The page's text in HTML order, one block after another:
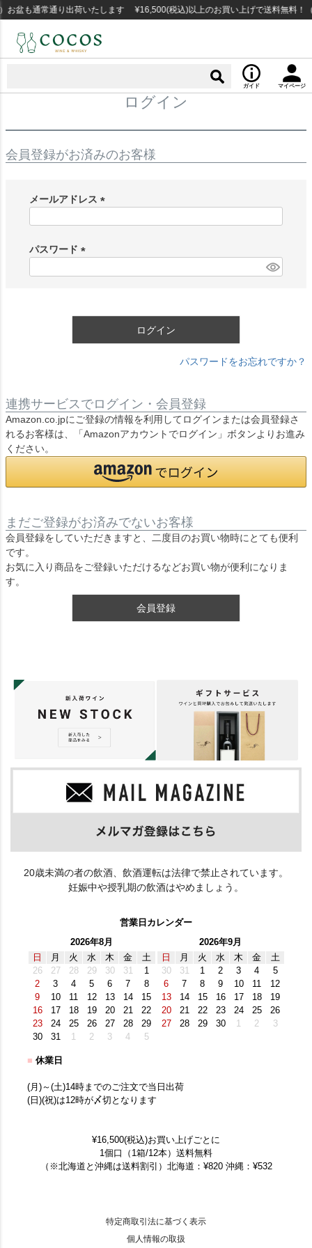
盆も通常通り出荷いたします ¥16,500(税込)以上のお買い上げで送料無料！（
ガイド マイページ
ログイン
会員登録がお済みのお客様
メールアドレス
)
パスワード
ログイン
パスワードをお忘れですか？
連携サービスでログイン・会員登録
Amazon.co.jpにご登録の情報を利用してログインまたは会員登録さ
れるお客様は、「Amazonアカウントでログイン」ボタンよりお進み
ください。
まだご登録がお済みでないお客様
会員登録をしていただきますと、二度目のお買い物時にとても便利
です。
お気に入り商品をご登録いただけるなどお買い物が便利になりま
す。
会員登録
20歳未満の者の飲酒、飲酒運転は法律で禁止されています。
妊娠中や授乳期の飲酒はやめましょう。
営業日カレンダー
2026年8月
日
月 火 水 木 金
土
26
27 28 29 30 31
1
2
3 4 5 6 7
8
9
10 11 12 13 14
15
16
17 18 19 20 21
22
23
24 25 26 27 28
29
30
31 1 2 3 4 5
2026年9月
日
月 火 水 木 金
土
30
31 1 2 3 4
5
6
7 8 9 10 11
12
13
14 15 16 17 18
19
20
21 22 23 24 25
26
27
28 29 30 1 2 3
■ 休業日
(月)～(土)14時までのご注文で当日出荷
(日)(祝)は12時が〆切となります
¥16,500(税込)お買い上げごとに
1個口（1箱/12本）送料無料
（※北海道と沖縄は送料割引）北海道：¥820 沖縄：¥532
特定商取引法に基づく表示
個人情報の取扱